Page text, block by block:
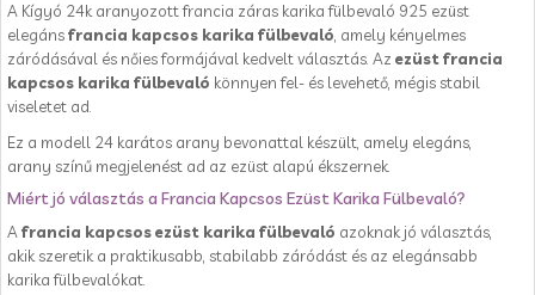
A Kígyó 24k aranyozott francia záras karika fülbevaló 925 ezüst
elegánsfrancia kapcsos karika fülbevaló , amely kényelmes
záródásával és nőies formájával kedvelt választás. Az ezüst francia
kapcsos karika fülbevaló könnyen fel- és levehető, mégis stabil
viseletet ad.
Ez a modell 24 karátos arany bevonattal készült, amely elegáns,
arany színű megjelenést ad az ezüst alapú ékszernek.
Miért jó választás a Francia Kapcsos Ezüst Karika Fülbevaló?
A francia kapcsos ezüst karika fülbevaló azoknak jó választás,
akik szeretik a praktikusabb, stabilabb záródást és az elegánsabb
karika fülbevalókat.